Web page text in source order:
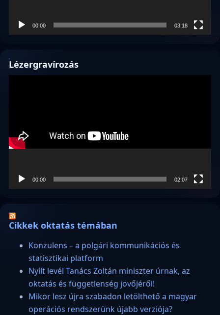
00:00 03:18
Lézergravírozás
00:00 02:07
Cikkek oktatás témában
Konzulens – a polgári kommunikációs és
statisztikai platform
Nyílt levél Tanács Zoltán miniszter úrnak, az
oktatás és függetlenség jövőjéről!
Mikor lesz újra szabadon letölthető a magyar
operációs rendszerünk újabb verziója?